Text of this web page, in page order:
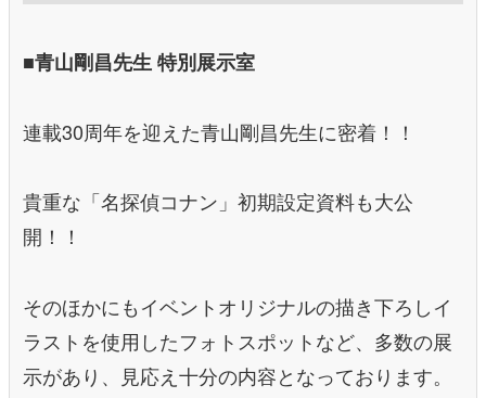
■青山剛昌先生 特別展示室
連載30周年を迎えた青山剛昌先生に密着！！
貴重な「名探偵コナン」初期設定資料も大公
開！！
そのほかにもイベントオリジナルの描き下ろしイ
ラストを使用したフォトスポットなど、多数の展
示があり、見応え十分の内容となっております。